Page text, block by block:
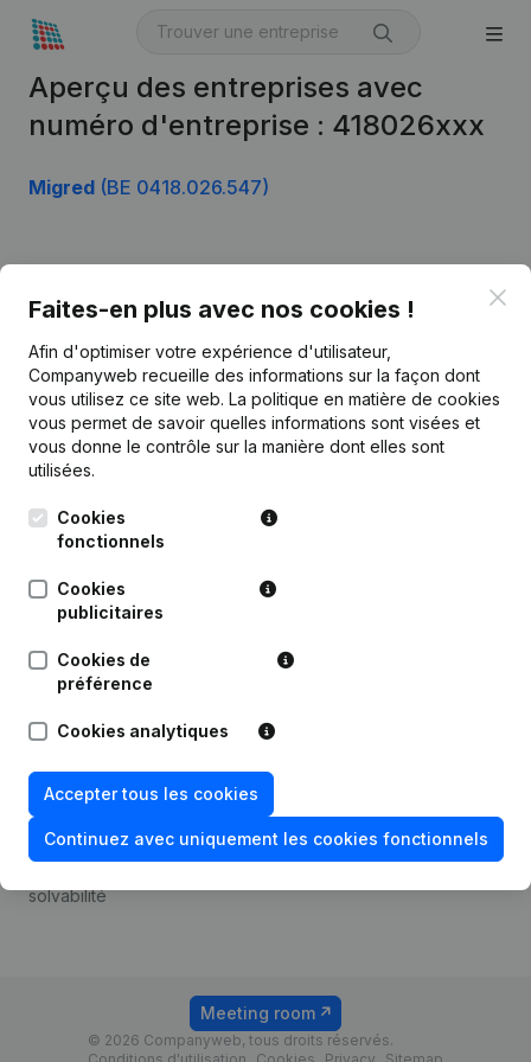
Aperçu des entreprises avec
numéro d'entreprise : 418026xxx
Migred (BE 0418.026.547)
Faites-en plus avec nos cookies !
Afin d'optimiser votre expérience d'utilisateur,
Companyweb recueille des informations sur la façon dont
vous utilisez ce site web. La politique en matière de cookies
vous permet de savoir quelles informations sont visées et
vous donne le contrôle sur la manière dont elles sont
utilisées.
Cookies
fonctionnels
Cookies
publicitaires
Cookies de
préférence
Cookies analytiques
Accepter tous les cookies
Continuez avec uniquement les cookies fonctionnels
Français
Kantorenpark Everest
Leuvensesteenweg
1800 Vilvoorde
Informations d’entreprise
Monitoring
Recherche internationale
Prospection
Compliance et prévention
de la fraude
Consulter des comptes
Recherche de numéro de
TVA
solvabilité
Tarifs
© 2026 Companyweb, tous droits réservés.
Meeting room